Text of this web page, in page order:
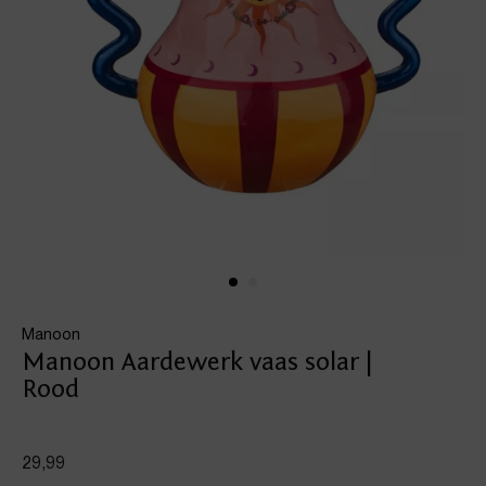
Manoon
Manoon Aardewerk vaas solar |
Rood
29,99